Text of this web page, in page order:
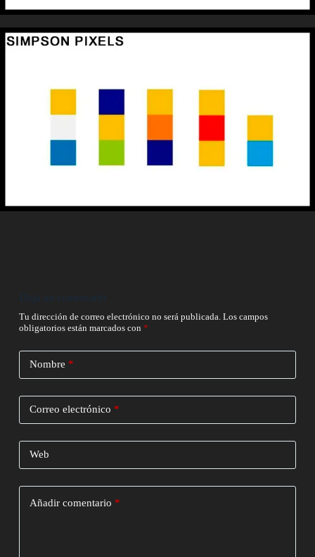
Deja un comentario
Tu dirección de correo electrónico no será publicada. Los campos
obligatorios están marcados con *
Nombre *
Correo electrónico *
Web
Añadir comentario *